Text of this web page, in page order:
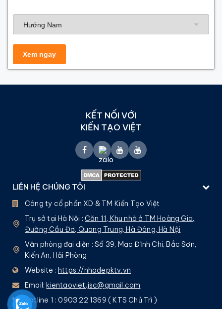
KẾT NỐI VỚI
KIẾN TẠO VIỆT
LIÊN HỆ CHÚNG TÔI
Công ty cổ phần XD & TM Kiến Tạo Việt
Trụ sở tại Hà Nội : Căn 11, Khu nhà ở TM Hoàng Gia,
Đường Cầu Đơ, Quang Trung, Hà Đông, Hà Nội
Văn phòng đại diện : Số 39, Mạc Đĩnh Chi, Bắc Sơn,
Kiến An, Hải Phòng
Website : https://nhadepktv.vn
Email:kientaoviet.jsc@gmail.com
Hotline 1 : 0903 22 1369 ( KTS Chủ Trì )